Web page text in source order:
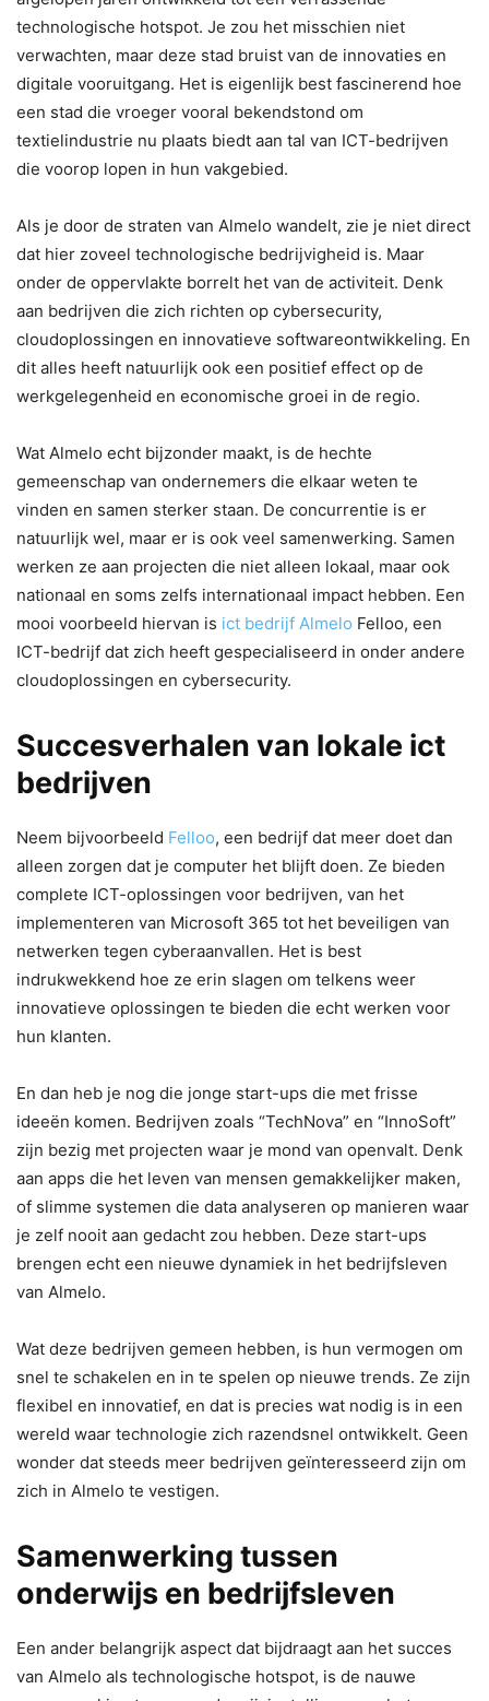
technologische hotspot. Je zou het misschien niet
verwachten, maar deze stad bruist van de innovaties en
digitale vooruitgang. Het is eigenlijk best fascinerend hoe
een stad die vroeger vooral bekendstond om
textielindustrie nu plaats biedt aan tal van ICT-bedrijven
die voorop lopen in hun vakgebied.
Als je door de straten van Almelo wandelt, zie je niet direct
dat hier zoveel technologische bedrijvigheid is. Maar
onder de oppervlakte borrelt het van de activiteit. Denk
aan bedrijven die zich richten op cybersecurity,
cloudoplossingen en innovatieve softwareontwikkeling. En
dit alles heeft natuurlijk ook een positief effect op de
werkgelegenheid en economische groei in de regio.
Wat Almelo echt bijzonder maakt, is de hechte
gemeenschap van ondernemers die elkaar weten te
vinden en samen sterker staan. De concurrentie is er
natuurlijk wel, maar er is ook veel samenwerking. Samen
werken ze aan projecten die niet alleen lokaal, maar ook
nationaal en soms zelfs internationaal impact hebben. Een
mooi voorbeeld hiervan is ict bedrijf Almelo Felloo, een
ICT-bedrijf dat zich heeft gespecialiseerd in onder andere
cloudoplossingen en cybersecurity.
Succesverhalen van lokale ict
bedrijven
Neem bijvoorbeeld Felloo, een bedrijf dat meer doet dan
alleen zorgen dat je computer het blijft doen. Ze bieden
complete ICT-oplossingen voor bedrijven, van het
implementeren van Microsoft 365 tot het beveiligen van
netwerken tegen cyberaanvallen. Het is best
indrukwekkend hoe ze erin slagen om telkens weer
innovatieve oplossingen te bieden die echt werken voor
hun klanten.
En dan heb je nog die jonge start-ups die met frisse
ideeën komen. Bedrijven zoals “TechNova” en “InnoSoft”
zijn bezig met projecten waar je mond van openvalt. Denk
aan apps die het leven van mensen gemakkelijker maken,
of slimme systemen die data analyseren op manieren waar
je zelf nooit aan gedacht zou hebben. Deze start-ups
brengen echt een nieuwe dynamiek in het bedrijfsleven
van Almelo.
Wat deze bedrijven gemeen hebben, is hun vermogen om
snel te schakelen en in te spelen op nieuwe trends. Ze zijn
flexibel en innovatief, en dat is precies wat nodig is in een
wereld waar technologie zich razendsnel ontwikkelt. Geen
wonder dat steeds meer bedrijven geïnteresseerd zijn om
zich in Almelo te vestigen.
Samenwerking tussen
onderwijs en bedrijfsleven
Een ander belangrijk aspect dat bijdraagt aan het succes
van Almelo als technologische hotspot, is de nauwe